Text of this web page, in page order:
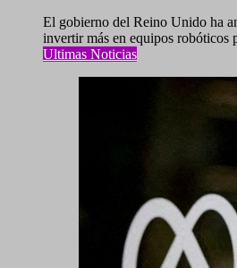
El gobierno del Reino Unido ha
invertir más en equipos robóticos
Ultimas Noticias